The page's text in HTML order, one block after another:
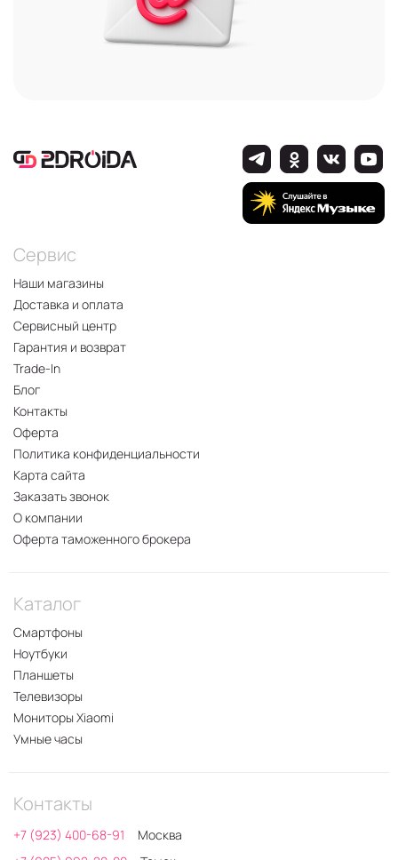
Сервис
Наши магазины
Доставка и оплата
Сервисный центр
Гарантия и возврат
Trade-In
Блог
Контакты
Оферта
Политика конфиденциальности
Карта сайта
Заказать звонок
О компании
Оферта таможенного брокера
Каталог
Смартфоны
Ноутбуки
Планшеты
Телевизоры
Мониторы Xiaomi
Умные часы
Контакты
+7 (923) 400-68-91
Москва